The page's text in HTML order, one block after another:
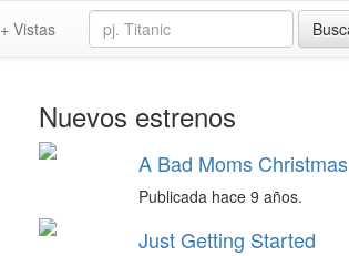
+ Vistas
Nuevos estrenos
A Bad Moms Christmas
Publicada hace 9 años.
Just Getting Started